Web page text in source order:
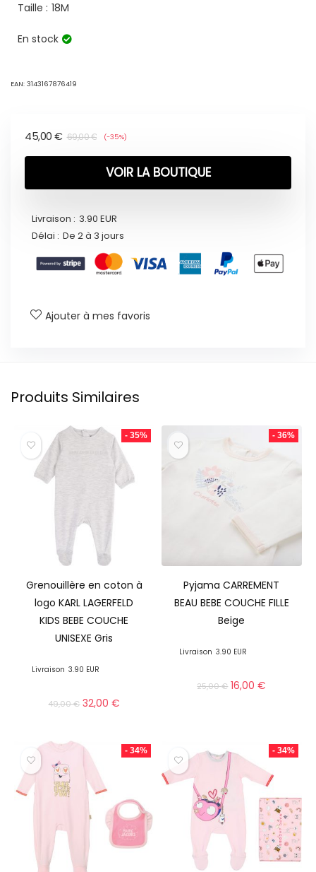
Taille : 18M
En stock
EAN: 3143167876419
69,00€
45,00 € (-35%)
VOIR LA BOUTIQUE
Livraison : 3.90 EUR
Délai : De 2 à 3 jours
Ajouter à mes favoris
Produits Similaires
- 35%
Grenouillère en coton à
logo KARL LAGERFELD
KIDS BEBE COUCHE
UNISEXE Gris
Livraison 3.90 EUR
49,00€ 32,00€
- 36%
Pyjama CARREMENT
BEAU BEBE COUCHE FILLE
Beige
Livraison 3.90 EUR
25,00€ 16,00€
- 34% - 34%